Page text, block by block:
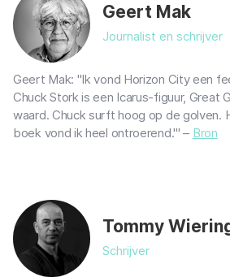
Geert Mak
Journalist en schrijver
Geert Mak: "Ik vond Horizon City een
Chuck Stork is een Icarus-figuur, Great
waard. Chuck surft hoog op de golven.
boek vond ik heel ontroerend.'" – Bron
Tommy
Schrijver